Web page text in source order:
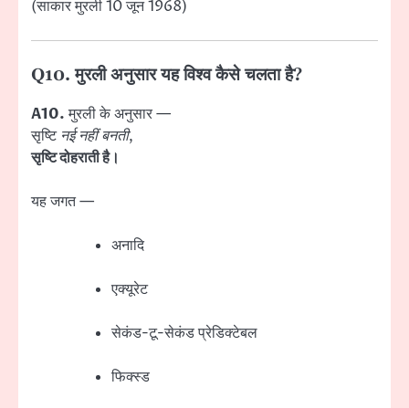
(साकार मुरली 10 जून 1968)
Q10. मुरली अनुसार यह विश्व कैसे चलता है?
A10.मुरली के अनुसार —
सृष्टि नई नहीं बनती,
सृष्टि दोहराती है।
यह जगत —
अनादि
एक्यूरेट
सेकंड-टू-सेकंड प्रेडिक्टेबल
फिक्स्ड